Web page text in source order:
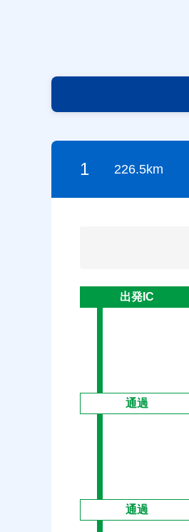
1 226.5km
出発IC
通過
通過